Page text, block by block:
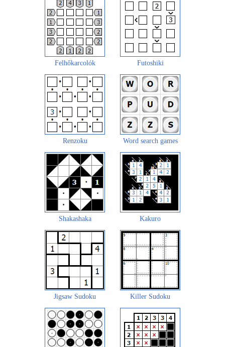
Felhőkarcolók Futoshiki
Renzoku Word search games
Shakashaka Kakuro
Jigsaw Sudoku Killer Sudoku